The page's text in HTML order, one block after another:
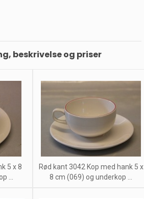
beskrivelse og priser
5 x 8
...
Rød kant 3042 Kop med hank 5 x
8 cm (069) og underkop ...